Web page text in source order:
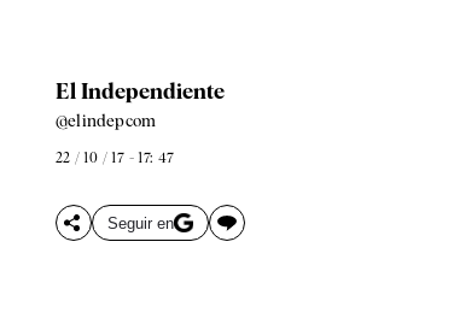
El Independiente
@elindepcom
22 / 10 / 17 - 17: 47
Seguir en